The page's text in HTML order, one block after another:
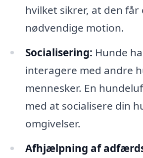
hvilket sikrer, at den får
nødvendige motion.
Socialisering: Hunde
interagere med andre
mennesker. En
med at socialisere din
omgivelser.
Afhjælpning af